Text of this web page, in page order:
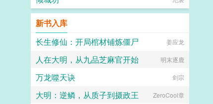
新书入库
长生修仙：开局棺材铺炼僵尸
姜应龙
人在大明，从九品芝麻官开始 明末逐鹿
万龙噬天诀 剑宗
大明：逆鳞，从质子到摄政王 ZeroCool章